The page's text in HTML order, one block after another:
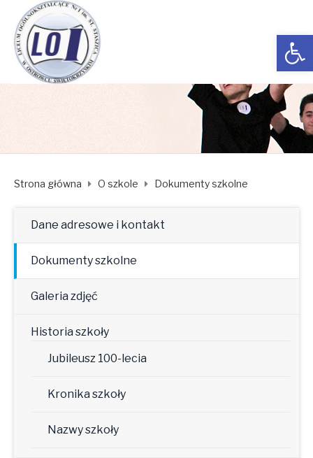
Open toolbar
Strona główna O szkole Dokumenty szkolne
Dane adresowe i kontakt
Dokumenty szkolne
Galeria zdjęć
Historia szkoły
Jubileusz 100-lecia
Kronika szkoły
Nazwy szkoły